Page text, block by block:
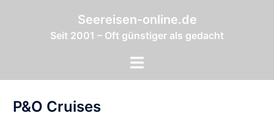
Seereisen-online.de
Seit 2001 – Oft günstiger als gedacht
Menü
P&O Cruises